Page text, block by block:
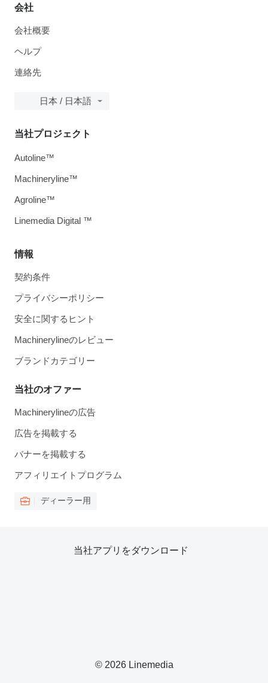
会社
会社概要
ヘルプ
連絡先
日本 / 日本語
情報
契約条件
プライバシーポリシー
安全に関するヒント
Machinerylineのレビュー
ブランドカテゴリー
当社のオファー
Machinerylineの広告
広告を掲載する
バナーを掲載する
アフィリエイトプログラム
ディーラー用
当社プロジェクト
Autoline™
Machineryline™
Agroline™
Linemedia Digital ™
© 2026 Linemedia
当社アプリをダウンロード